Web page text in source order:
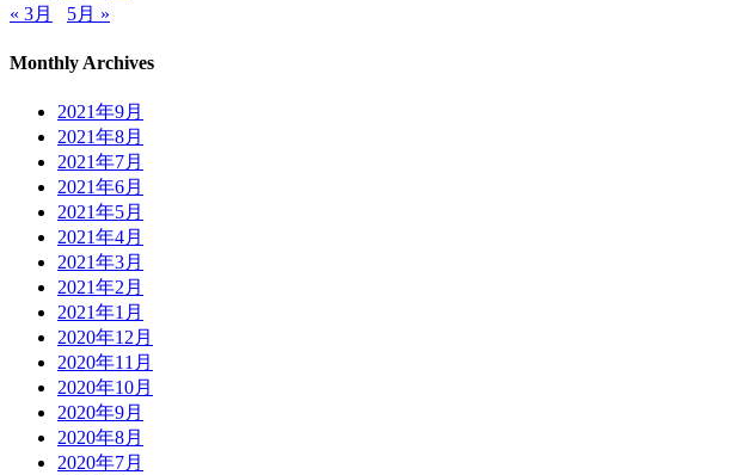
« 3月
5月 »
Monthly Archives
2021年9月
2021年8月
2021年7月
2021年6月
2021年5月
2021年4月
2021年3月
2021年2月
2021年1月
2020年12月
2020年11月
2020年10月
2020年9月
2020年8月
2020年7月